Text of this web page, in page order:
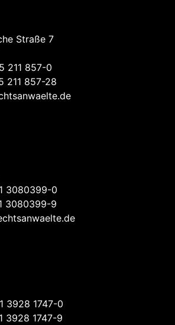
Straße 7
211 857-0
211 857-28
3080399-0
3080399-9
3928 1747-0
3928 1747-9